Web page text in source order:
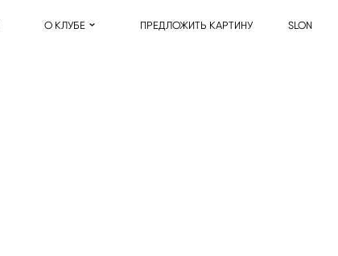
О КЛУБЕ ПРЕДЛОЖИТЬ КАРТИНУ SLON